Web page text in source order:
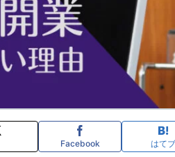
Facebook はてブ